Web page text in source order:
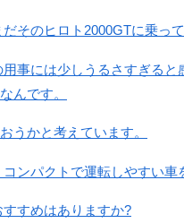
そのヒロト2000GTに乗っ
事には少しうるさすぎる
んです。
うかと考えています。
ンパクトで運転しやすい車
すめはありますか?